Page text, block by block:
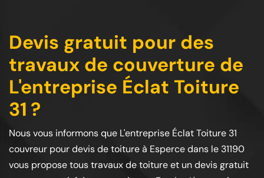
Devis gratuit pour des
travaux de couverture de
L'entreprise Éclat Toiture
31 ?
Nous vous informons que L'entreprise Éclat Toiture 31
couvreur pour devis de toiture à Esperce dans le 31190
vous propose tous travaux de toiture et un devis gratuit